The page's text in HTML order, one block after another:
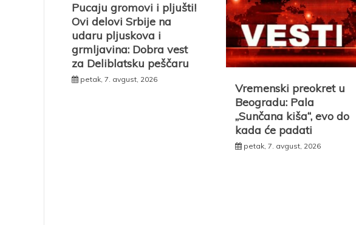
Pucaju gromovi i pljušti!
Ovi delovi Srbije na
udaru pljuskova i
grmljavina: Dobra vest
za Deliblatsku peščaru
petak, 7. avgust, 2026
Vremenski preokret u
Beogradu: Pala
„Sunčana kiša“, evo do
kada će padati
petak, 7. avgust, 2026